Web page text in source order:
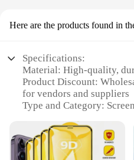
Here are the products found in
Specifications:
Material: High-quality,
Product Discount:
for vendors and suppliers
Type and Category:
Design and Style: Sleek,
complements any device
Usage and Purpose: